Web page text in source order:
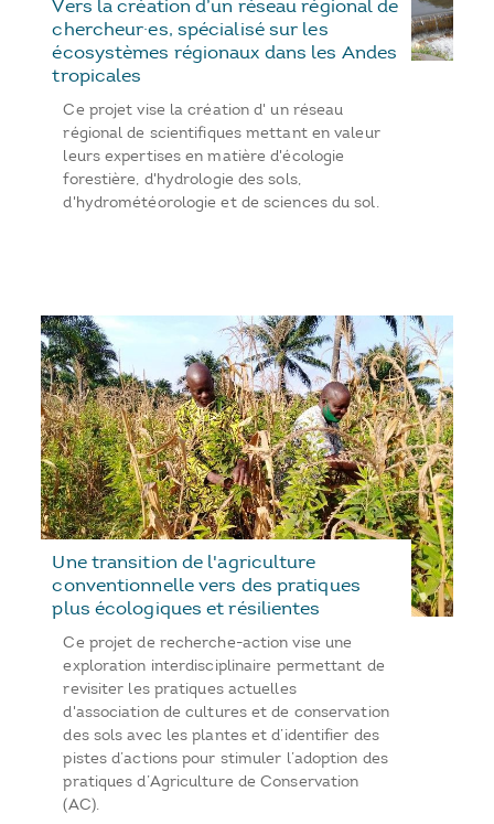
Vers la création d’un réseau régional de
chercheur·es, spécialisé sur les
écosystèmes régionaux dans les Andes
tropicales
Ce projet vise la création d' un réseau
régional de scientifiques mettant en valeur
leurs expertises en matière d'écologie
forestière, d'hydrologie des sols,
d'hydrométéorologie et de sciences du sol.
Une transition de l'agriculture
conventionnelle vers des pratiques
plus écologiques et résilientes
Ce projet de recherche-action vise une
exploration interdisciplinaire permettant de
revisiter les pratiques actuelles
d'association de cultures et de conservation
des sols avec les plantes et d’identifier des
pistes d’actions pour stimuler l’adoption des
pratiques d’Agriculture de Conservation
(AC).